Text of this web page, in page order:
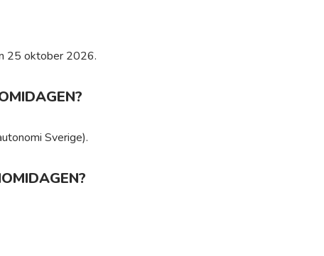
25 oktober 2026.
Sverige).